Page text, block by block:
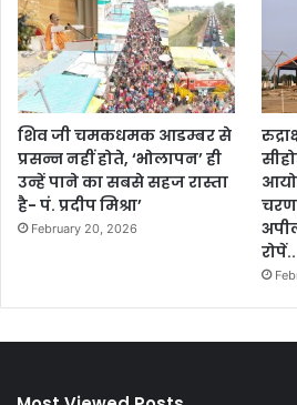
शिव जी चमकधमक आडम्बर से
प्रसन्न नहीं होते, ‘भोलापन’ ही
उन्हें पाने का सबसे सहज रास्ता
है- पं. प्रदीप मिश्रा’
February 20, 2026
चरण
रोपें..